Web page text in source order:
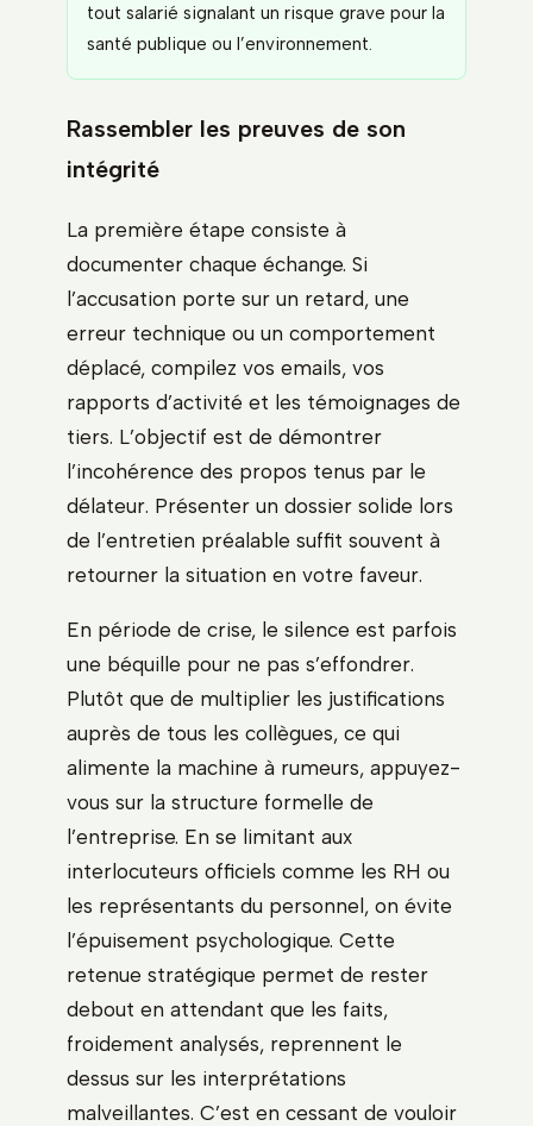
tout salarié signalant un risque grave pour la
santé publique ou l’environnement.
Rassembler les preuves de son
intégrité
La première étape consiste à
documenter chaque échange. Si
l’accusation porte sur un retard, une
erreur technique ou un comportement
déplacé, compilez vos emails, vos
rapports d’activité et les témoignages de
tiers. L’objectif est de démontrer
l’incohérence des propos tenus par le
délateur. Présenter un dossier solide lors
de l’entretien préalable suffit souvent à
retourner la situation en votre faveur.
En période de crise, le silence est parfois
une béquille pour ne pas s’effondrer.
Plutôt que de multiplier les justifications
auprès de tous les collègues, ce qui
alimente la machine à rumeurs, appuyez-
vous sur la structure formelle de
l’entreprise. En se limitant aux
interlocuteurs officiels comme les RH ou
les représentants du personnel, on évite
l’épuisement psychologique. Cette
retenue stratégique permet de rester
debout en attendant que les faits,
froidement analysés, reprennent le
dessus sur les interprétations
malveillantes. C’est en cessant de vouloir